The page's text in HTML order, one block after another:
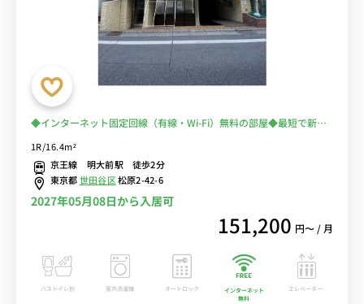
◆インターネット固定回線（有線・Wi-Fi）無料の部屋◆最短で新宿
できる♪
1R/16.4m²
京王線 明大前駅 徒歩2分
東京都世田谷区松原2-42-6
2027年05月08日から入居可
151,200 円〜 / 月
バストイレ別 室内洗濯機 オートロック
インターネット
無料
エレベーター